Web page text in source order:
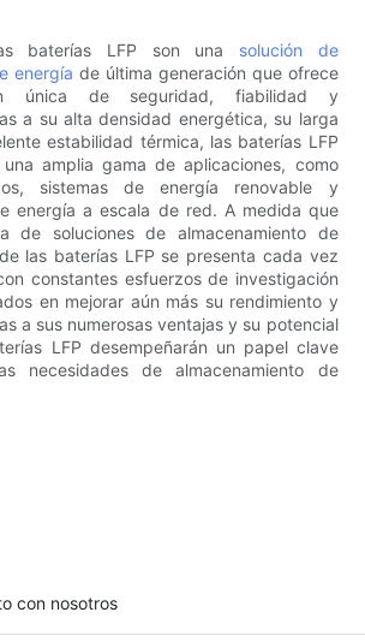
baterías LFP son una solución de
energía de última generación que ofrece
única de seguridad, fiabilidad y
a su alta densidad energética, su larga
estabilidad térmica, las baterías LFP
amplia gama de aplicaciones, como
sistemas de energía renovable y
energía a escala de red. A medida que
de soluciones de almacenamiento de
las baterías LFP se presenta cada vez
constantes esfuerzos de investigación
en mejorar aún más su rendimiento y
a sus numerosas ventajas y su potencial
LFP desempeñarán un papel clave
necesidades de almacenamiento de
con nosotros